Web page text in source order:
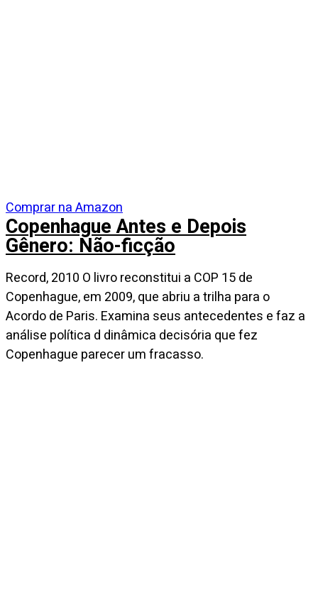
Comprar na Amazon
Copenhague Antes e Depois
Gênero: Não-ficção
Record, 2010 O livro reconstitui a COP 15 de
Copenhague, em 2009, que abriu a trilha para o
Acordo de Paris. Examina seus antecedentes e faz a
análise política d dinâmica decisória que fez
Copenhague parecer um fracasso.